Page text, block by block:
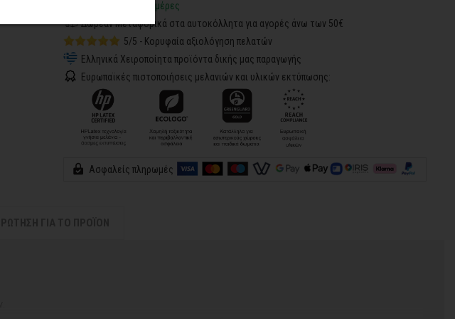
Αποστολή σε 2-3 ημέρες
Δωρεάν Μεταφορικά στα αυτοκόλλητα για αγορές άνω των 50€
5/5 - Κορυφαία αξιολόγηση πελατών
Ελληνικά Χειροποίητα προϊόντα δικής μας παραγωγής
Ευρωπαϊκές πιστοποιήσεις μελανιών και υλικών εκτύπωσης:
Ασφαλείς πληρωμές